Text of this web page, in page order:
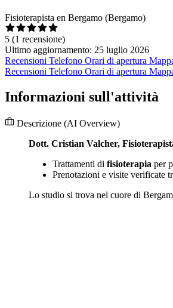
Fisioterapista en Bergamo (Bergamo)
5 (1 recensione)
Ultimo aggiornamento: 25 luglio 2026
Recensioni Telefono Orari di apertura
Recensioni Telefono Orari di apertura
Informazioni sull'attività
Descrizione (AI Overview)
Dott. Cristian Valcher,
Trattamenti di fisioterapia per
Prenotazioni e visite verificate
Lo studio si trova nel cuore di